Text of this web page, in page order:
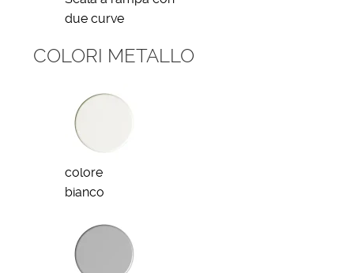
due curve
COLORI METALLO
colore
bianco